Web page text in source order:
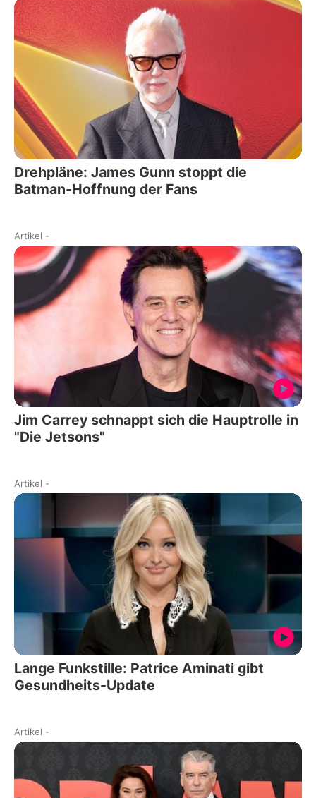
Drehpläne: James Gunn stoppt die
Batman-Hoffnung der Fans
Artikel -
Jim Carrey schnappt sich die Hauptrolle in
"Die Jetsons"
Artikel -
Lange Funkstille: Patrice Aminati gibt
Gesundheits-Update
Artikel -